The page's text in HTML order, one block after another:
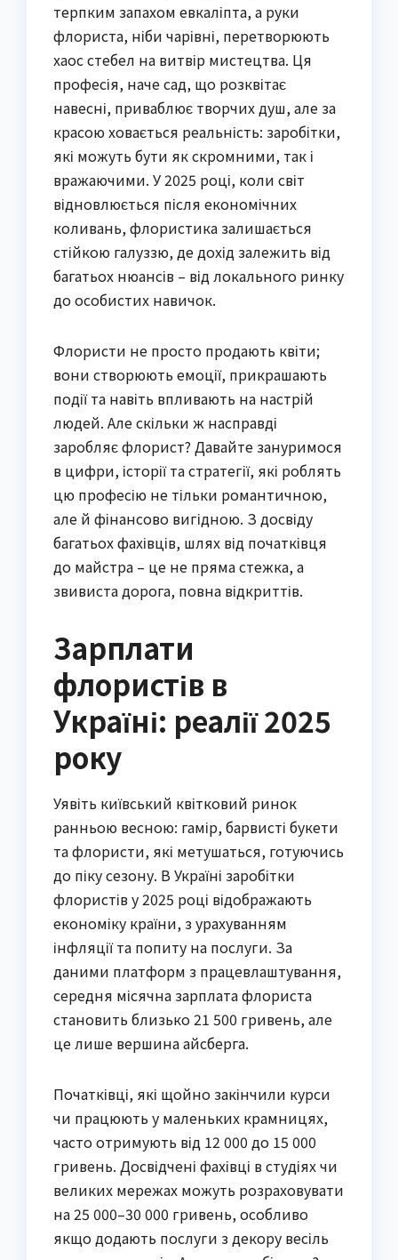
терпким запахом евкаліпта, а руки
флориста, ніби чарівні, перетворюють
хаос стебел на витвір мистецтва. Ця
професія, наче сад, що розквітає
навесні, приваблює творчих душ, але за
красою ховається реальність: заробітки,
які можуть бути як скромними, так і
вражаючими. У 2025 році, коли світ
відновлюється після економічних
коливань, флористика залишається
стійкою галуззю, де дохід залежить від
багатьох нюансів – від локального ринку
до особистих навичок.
Флористи не просто продають квіти;
вони створюють емоції, прикрашають
події та навіть впливають на настрій
людей. Але скільки ж насправді
заробляє флорист? Давайте зануримося
в цифри, історії та стратегії, які роблять
цю професію не тільки романтичною,
але й фінансово вигідною. З досвіду
багатьох фахівців, шлях від початківця
до майстра – це не пряма стежка, а
звивиста дорога, повна відкриттів.
Зарплати
флористів в
Україні: реалії 2025
року
Уявіть київський квітковий ринок
ранньою весною: гамір, барвисті букети
та флористи, які метушаться, готуючись
до піку сезону. В Україні заробітки
флористів у 2025 році відображають
економіку країни, з урахуванням
інфляції та попиту на послуги. За
даними платформ з працевлаштування,
середня місячна зарплата флориста
становить близько 21 500 гривень, але
це лише вершина айсберга.
Початківці, які щойно закінчили курси
чи працюють у маленьких крамницях,
часто отримують від 12 000 до 15 000
гривень. Досвідчені фахівці в студіях чи
великих мережах можуть розраховувати
на 25 000–30 000 гривень, особливо
якщо додають послуги з декору весіль